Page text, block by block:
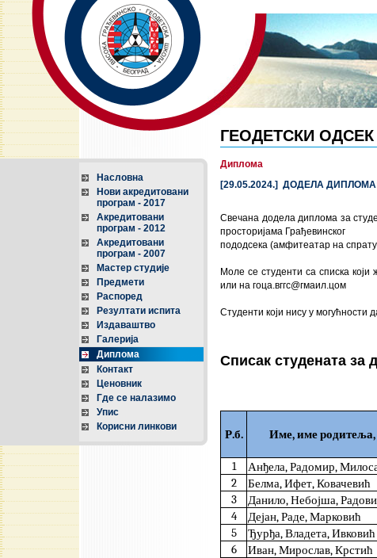
ГЕОДЕТСКИ ОДСЕК
Насловна
Нови акредитовани
програм - 2017
Акредитовани
програм - 2012
Акредитовани
програм - 2007
Мастер студије
Предмети
Распоред
Резултати испита
Издаваштво
Галерија
Диплома
Контакт
Ценовник
Где се налазимо
Упис
Корисни линкови
Диплома
[29.05.2024.] ДОДЕЛА
Свечана додела диплома за
просторијама Грађевинског
пододсека (амфитеатар на
Моле се студенти са списка
или на гоца.вггс@гмаил.цом
Студенти који нису у могућности
Списак студената за
Р.б. Име, име родитеља,
1 Анђела, Радомир,
2
Белма, Ифет, Ковачевић
3
Данило, Небојша,
4
Дејан, Раде, Марковић
5
Ђурђа, Владета, Ивковић
6
Иван, Мирослав, Крстић